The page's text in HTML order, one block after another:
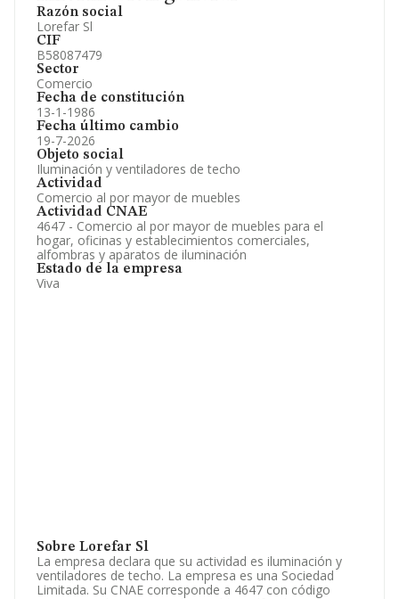
Razón social
Lorefar Sl
CIF
B58087479
Sector
Comercio
Fecha de constitución
13-1-1986
Fecha último cambio
19-7-2026
Objeto social
Iluminación y ventiladores de techo
Actividad
Comercio al por mayor de muebles
Actividad CNAE
4647 - Comercio al por mayor de muebles para el
hogar, oficinas y establecimientos comerciales,
alfombras y aparatos de iluminación
Estado de la empresa
Viva
Sobre Lorefar Sl
La empresa declara que su actividad es iluminación y
ventiladores de techo. La empresa es una Sociedad
Limitada. Su CNAE corresponde a 4647 con código